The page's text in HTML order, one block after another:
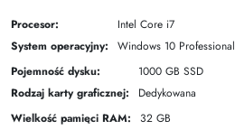
Procesor:
Intel Core i7
System operacyjny:
Windows 10 Professional
Pojemność dysku:
1000 GB SSD
Rodzaj karty graficznej:
Dedykowana
Wielkość pamięci RAM:
32 GB